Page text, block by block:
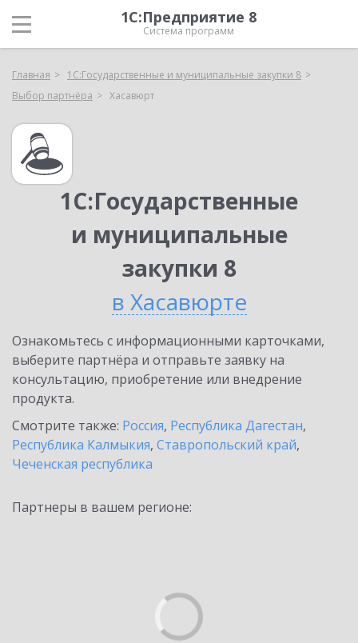
1С:Предприятие 8
Система программ
Главная
1С:Государственные и муниципальные закупки 8
Выбор партнёра
Хасавюрт
1С:Государственные
и муниципальные
закупки 8
в Хасавюрте
Ознакомьтесь с информационными карточками,
выберите партнёра и отправьте заявку на
консультацию, приобретение или внедрение
продукта.
Смотрите также: Россия, Республика Дагестан,
Республика Калмыкия, Ставропольский край,
Чеченская республика
Партнеры в вашем регионе: